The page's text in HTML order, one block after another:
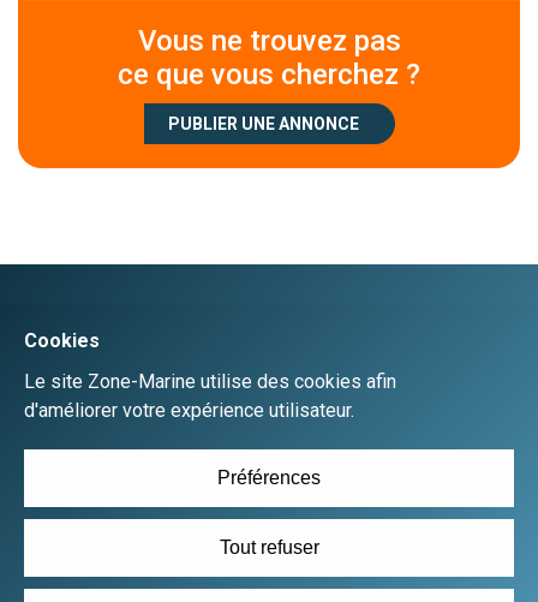
Vous ne trouvez pas
ce que vous cherchez ?
PUBLIER UNE ANNONCE
Créer un compte
Se connecter
Déposer une annonce gratuitement
CGU